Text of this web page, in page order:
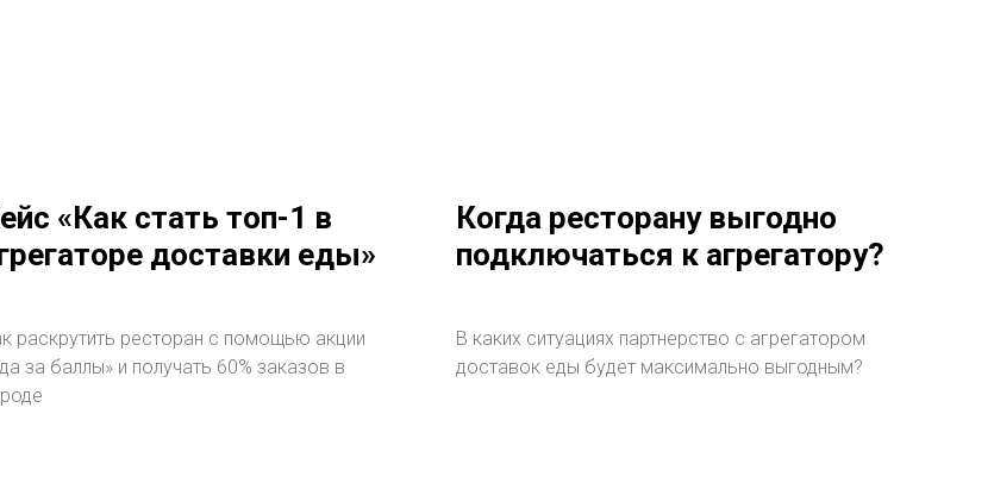
«Как стать топ-1 в
доставки еды»
раскрутить ресторан с помощью акции
за баллы» и получать 60% заказов в
Когда ресторану выгодно
подключаться к агрегатору?
В каких ситуациях партнерство с агрегатором
доставок еды будет максимально выгодным?